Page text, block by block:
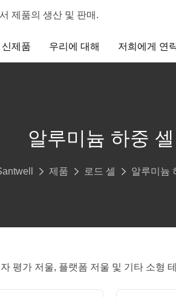
제품의 생산 및 판매.
신제품 우리에 대해 저희에게 연
알루미늄 하중 셀
제품 로드 셀 알루미늄
평가 저울, 플랫폼 저울 및 기타 소형